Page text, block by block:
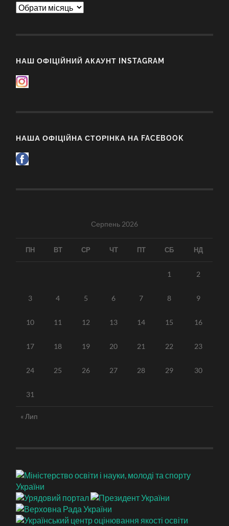
Архіви
НАШ ОФІЦІЙНИЙ АКАУНТ INSTAGRAM
НАША ОФІЦІЙНА СТОРІНКА НА FACEBOOK
Серпень 2026
ПН ВТ СР ЧТ ПТ СБ НД
1 2
3 4 5 6 7 8 9
10 11 12 13 14 15 16
17 18 19 20 21 22 23
24 25 26 27 28 29 30
31
« Лип